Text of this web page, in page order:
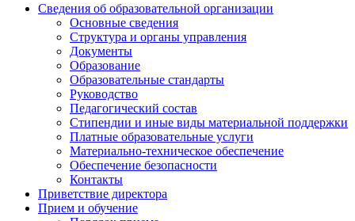
Сведения об образовательной организации
Основные сведения
Структура и органы управления
Документы
Образование
Образовательные стандарты
Руководство
Педагогический состав
Стипендии и иные виды материальной поддержки
Платные образовательные услуги
Материально-техническое обеспечение
Обеспечение безопасности
Контакты
Приветствие директора
Прием и обучение